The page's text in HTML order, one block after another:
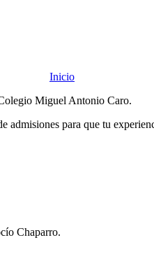
Inicio
Miguel Antonio Caro.
para que tu
Chaparro.